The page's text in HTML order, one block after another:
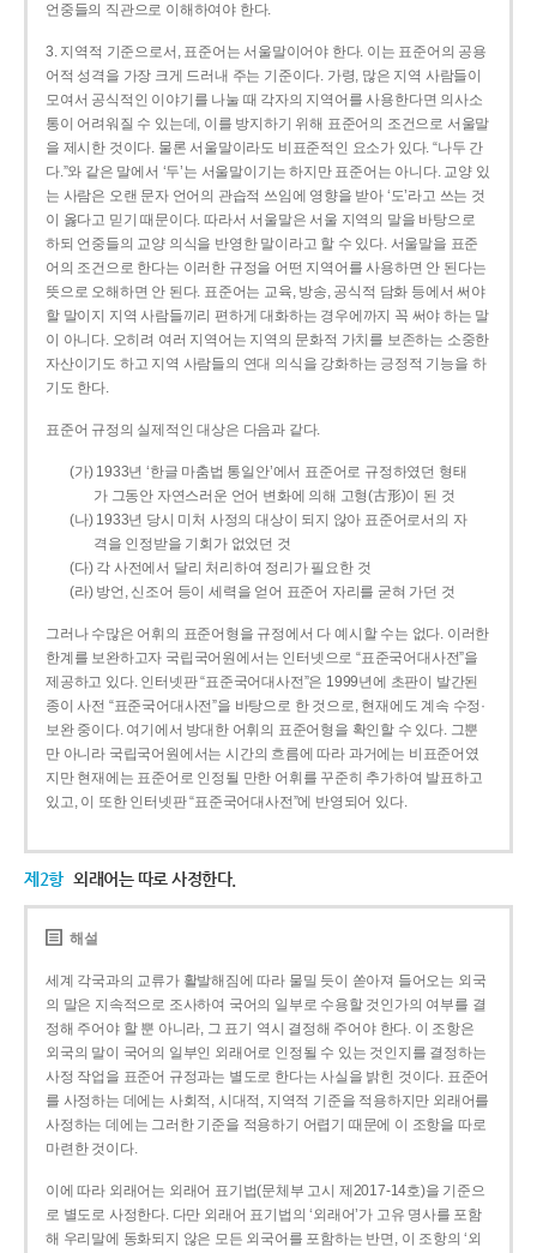
언중들의 직관으로 이해하여야 한다.
3. 지역적 기준으로서, 표준어는 서울말이어야 한다. 이는 표준어의 공용
어적 성격을 가장 크게 드러내 주는 기준이다. 가령, 많은 지역 사람들이
모여서 공식적인 이야기를 나눌 때 각자의 지역어를 사용한다면 의사소
통이 어려워질 수 있는데, 이를 방지하기 위해 표준어의 조건으로 서울말
을 제시한 것이다. 물론 서울말이라도 비표준적인 요소가 있다. “나두 간
다.”와 같은 말에서 ‘두’는 서울말이기는 하지만 표준어는 아니다. 교양 있
는 사람은 오랜 문자 언어의 관습적 쓰임에 영향을 받아 ‘도’라고 쓰는 것
이 옳다고 믿기 때문이다. 따라서 서울말은 서울 지역의 말을 바탕으로
하되 언중들의 교양 의식을 반영한 말이라고 할 수 있다. 서울말을 표준
어의 조건으로 한다는 이러한 규정을 어떤 지역어를 사용하면 안 된다는
뜻으로 오해하면 안 된다. 표준어는 교육, 방송, 공식적 담화 등에서 써야
할 말이지 지역 사람들끼리 편하게 대화하는 경우에까지 꼭 써야 하는 말
이 아니다. 오히려 여러 지역어는 지역의 문화적 가치를 보존하는 소중한
자산이기도 하고 지역 사람들의 연대 의식을 강화하는 긍정적 기능을 하
기도 한다.
표준어 규정의 실제적인 대상은 다음과 같다.
(가) 1933년 ‘한글 마춤법 통일안’에서 표준어로 규정하였던 형태
가 그동안 자연스러운 언어 변화에 의해 고형(古形)이 된 것
(나) 1933년 당시 미처 사정의 대상이 되지 않아 표준어로서의 자
격을 인정받을 기회가 없었던 것
(다) 각 사전에서 달리 처리하여 정리가 필요한 것
(라) 방언, 신조어 등이 세력을 얻어 표준어 자리를 굳혀 가던 것
그러나 수많은 어휘의 표준어형을 규정에서 다 예시할 수는 없다. 이러한
한계를 보완하고자 국립국어원에서는 인터넷으로 “표준국어대사전”을
제공하고 있다. 인터넷판 “표준국어대사전”은 1999년에 초판이 발간된
종이 사전 “표준국어대사전”을 바탕으로 한 것으로, 현재에도 계속 수정·
보완 중이다. 여기에서 방대한 어휘의 표준어형을 확인할 수 있다. 그뿐
만 아니라 국립국어원에서는 시간의 흐름에 따라 과거에는 비표준어였
지만 현재에는 표준어로 인정될 만한 어휘를 꾸준히 추가하여 발표하고
있고, 이 또한 인터넷판 “표준국어대사전”에 반영되어 있다.
제2항 외래어는 따로 사정한다.
해설
세계 각국과의 교류가 활발해짐에 따라 물밀 듯이 쏟아져 들어오는 외국
의 말은 지속적으로 조사하여 국어의 일부로 수용할 것인가의 여부를 결
정해 주어야 할 뿐 아니라, 그 표기 역시 결정해 주어야 한다. 이 조항은
외국의 말이 국어의 일부인 외래어로 인정될 수 있는 것인지를 결정하는
사정 작업을 표준어 규정과는 별도로 한다는 사실을 밝힌 것이다. 표준어
를 사정하는 데에는 사회적, 시대적, 지역적 기준을 적용하지만 외래어를
사정하는 데에는 그러한 기준을 적용하기 어렵기 때문에 이 조항을 따로
마련한 것이다.
이에 따라 외래어는 외래어 표기법(문체부 고시 제2017-14호)을 기준으
로 별도로 사정한다. 다만 외래어 표기법의 ‘외래어’가 고유 명사를 포함
해 우리말에 동화되지 않은 모든 외국어를 포함하는 반면, 이 조항의 ‘외